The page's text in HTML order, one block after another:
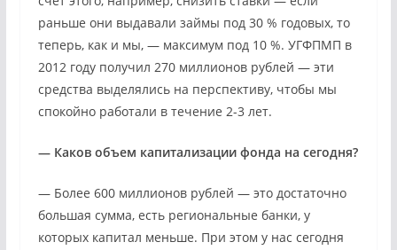
раньше они выдавали займы под 30 % годовых, то
теперь, как и мы, — максимум под 10 %. УГФПМП в
2012 году получил 270 миллионов рублей — эти
средства выделялись на перспективу, чтобы мы
спокойно работали в течение 2-3 лет.
— Каков объем капитализации фонда на сегодня?
— Более 600 миллионов рублей — это достаточно
большая сумма, есть региональные банки, у
которых капитал меньше. При этом у нас сегодня